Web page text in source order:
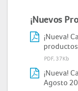
¡Nuevos
¡Nueva!
PDF, 37Kb
¡Nueva!
Agosto